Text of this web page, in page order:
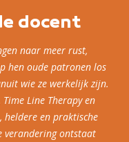
docent
naar meer rust,
hen oude patronen los
wie ze werkelijk zijn.
Line Therapy en
heldere en praktische
verandering ontstaat